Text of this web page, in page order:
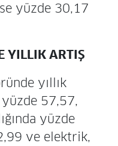
yüzde 30,17
YILLIK ARTIŞ
yıllık
57,57,
yüzde
ve elektrik,